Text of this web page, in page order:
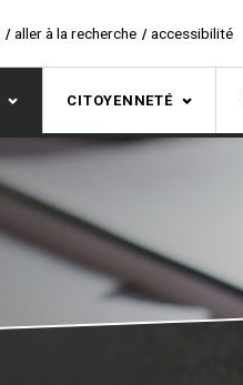
aller à la recherche accessibilité
CITOYENNETÉ